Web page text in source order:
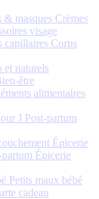
& masques Crèmes
visage
capillaires Corps
et naturels
être
alimentaires
J Post-partum
Épicerie
Épicerie
Petits maux bébé
cadeau